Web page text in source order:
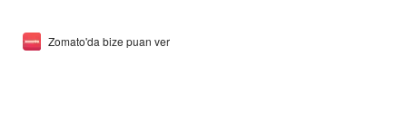
Zomato'da bize puan ver